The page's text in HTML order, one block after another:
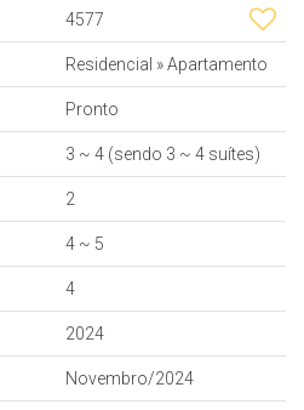
4577
Residencial »Apartamento
Pronto
3 ~ 4 (sendo 3 ~ 4 suítes)
2
4 ~ 5
4
2024
Novembro/2024